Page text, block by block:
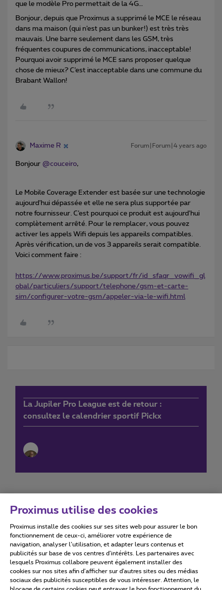
que le modèle Pro permettait de la 4G…
Bonjour, depuis que Proximus a supprimé le MCE le réseau
dans ma maison (qui n’est pas un bunker!) est très très
mauvais. Une barre seulement dans les GSM, très
fréquentes coupures de communications, inacceptable!
Pourquoi avoir supprimé le MCE sans proposer quelque
chose de mieux? C’est inacceptable dans une commune du
Brabant Wallon!
Maxime R Forum|Forum|4 years ago
Bonjour @couceiro,
Le Mobile Coverage Extender est basée sur une technologie
aujourd’hui dépassée et elle ne sera plus supportée par
notre fournisseur. C’est pourquoi ce produit est aujourd’hui
complètement arrêté. Pour le remplacer, vous pouvez
activer les appels Wifi depuis les appareils compatibles.
Après vérification, un de vos 3 appareils serait compatible.
Voici comment faire :
https://www.proximus.be/support/fr/id_sfaqr_vowifi_gl
obal/particuliers/support/telephone/gsm-et-carte-
sim/configurer-votre-gsm/appeler-via-le-wifi.html
La Jupiler Pro League est de retour :
consultez le calendrier sportif Pickx
Conditions d'utilisation Accessibility statement
Tous droits réservés. © 2026 Proximus
Proximus utilise des cookies
Proximus installe des cookies sur ses sites web pour assurer le bon
fonctionnement de ceux-ci, améliorer votre expérience de
navigation, analyser l’utilisation, et adapter leurs contenus et
publicités sur base de vos centres d’intérêts. Les partenaires avec
lesquels Proximus collabore peuvent également installer des
cookies sur nos sites afin d’afficher sur d'autres sites ou des médias
sociaux des publicités susceptibles de vous intéresser. Attention, le